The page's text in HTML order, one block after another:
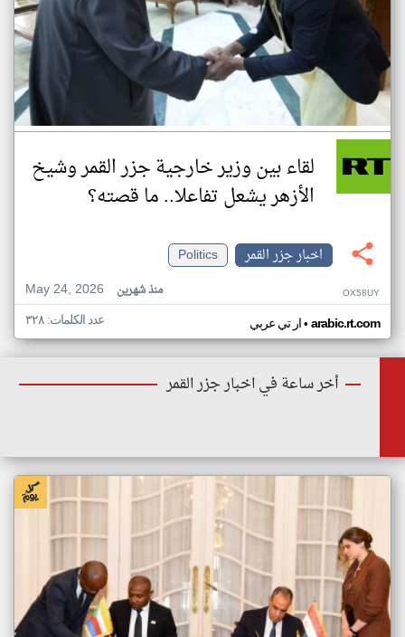
لقاء بين وزير خارجية جزر القمر وشيخ
الأزهر يشعل تفاعلا.. ما قصته؟
اخبار جزر القمر
Politics
May 24, 2026
منذ شهرين OX58UY
ار تي عربي• arabic.rt.com عدد الكلمات: ٣٢٨
أخر ساعة في اخبار جزر القمر